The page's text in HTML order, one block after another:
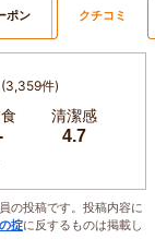
ポン クチコミ
件)
清潔感
4.7
の投稿です。投稿内容に
掟に反するものは掲載し